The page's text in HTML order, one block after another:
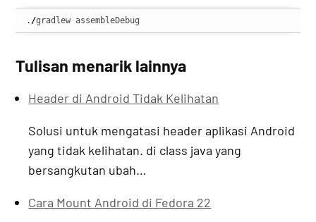
. /gradlew assembleDebug
Tulisan menarik lainnya
Header di Android Tidak Kelihatan
Solusi untuk mengatasi header aplikasi Android
yang tidak kelihatan. di class java yang
bersangkutan ubah…
Cara Mount Android di Fedora 22